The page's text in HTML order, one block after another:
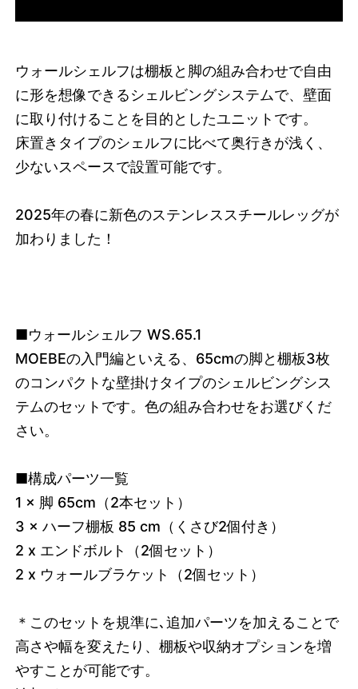
WS.65.1.OA.WH0
ウォールシェルフは棚板と脚の組み合わせで自由
に形を想像できるシェルビングシステムで、壁面
に取り付けることを目的としたユニットです。
床置きタイプのシェルフに比べて奥行きが浅く、
少ないスペースで設置可能です。
2025年の春に新色のステンレススチールレッグが
加わりました！
■ウォールシェルフ WS.65.1
MOEBEの入門編といえる、65cmの脚と棚板3枚
のコンパクトな壁掛けタイプのシェルビングシス
テムのセットです。色の組み合わせをお選びくだ
さい。
■構成パーツ一覧
1 × 脚 65cm（2本セット）
3 × ハーフ棚板 85 cm（くさび2個付き）
2 x エンドボルト（2個セット）
2 x ウォールブラケット
（2個セット ）
＊このセットを規準に､追加パーツを加えることで
高さや幅を変えたり、棚板や収納オプションを増
やすことが可能です。